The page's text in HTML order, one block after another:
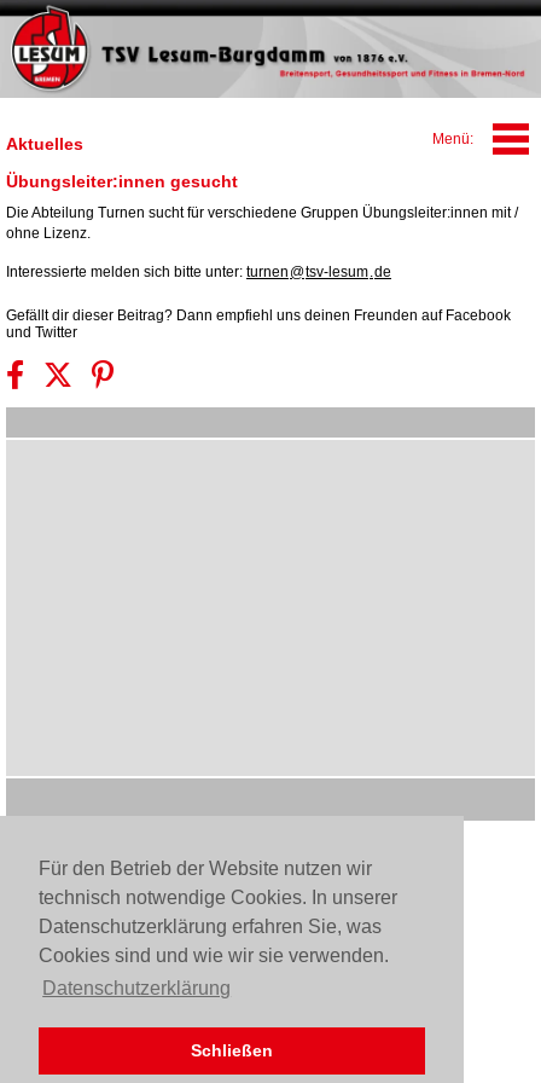
Für den Betrieb der Website nutzen wir
technisch notwendige Cookies. In unserer
Datenschutzerklärung erfahren Sie, was
Cookies sind und wie wir sie verwenden.
Datenschutzerklärung
Schließen
Aktuelles
Übungsleiter:innen gesucht
Die Abteilung Turnen sucht für verschiedene Gruppen Übungsleiter:innen mit /
ohne Lizenz.
Interessierte melden sich bitte unter: turnen @tsv-lesum de
Gefällt dir dieser Beitrag? Dann empfiehl uns deinen Freunden auf Facebook
und Twitter